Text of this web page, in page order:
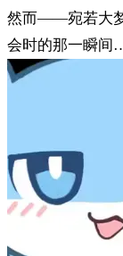
然而——宛若大
会时的那一瞬间